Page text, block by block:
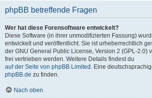
phpBB betreffende Fragen
Wer hat diese Forensoftware entwickelt?
Diese Software (in ihrer unmodifizierten Fassung)
entwickelt und veröffentlicht. Sie ist urheberrechtlich
der GNU General Public License, Version 2 (GPL-2.0)
frei vertrieben werden. Weitere Details findest du
auf der Seite von phpBB Limited . Eine
phpBB.de zu finden.
Nach oben